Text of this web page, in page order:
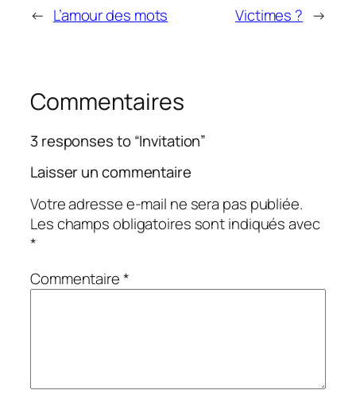
← L’amour des mots Victimes ? →
Commentaires
3 responses to “Invitation”
Laisser un commentaire
Votre adresse e-mail ne sera pas publiée.
Les champs obligatoires sont indiqués avec
*
Commentaire*